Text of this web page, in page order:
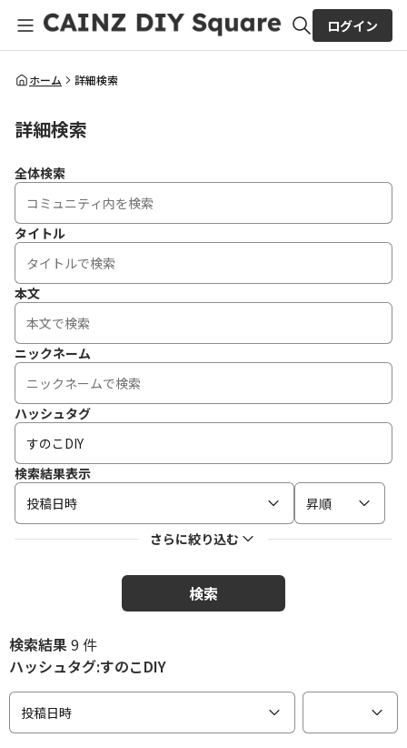
全体検索
ログイン
ホーム 詳細検索
詳細検索
全体検索
タイトル
本文
ニックネーム
ハッシュタグ
検索結果表示
投稿日時
昇順
さらに絞り込む
検索
検索結果9 件
ハッシュタグ:すのこDIY
投稿日時